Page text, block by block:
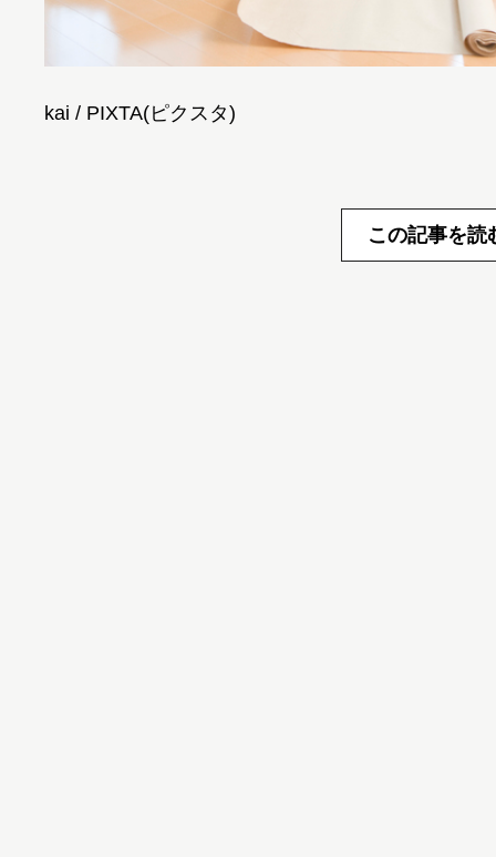
kai / PIXTA(ピクスタ)
この記事を読